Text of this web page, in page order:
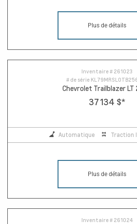
Plus de détails
Inventaire # 261023
# de série
Chevrolet Trailblazer LT
37 134 $*
Automatique Traction
Plus de détails
Inventaire # 261024